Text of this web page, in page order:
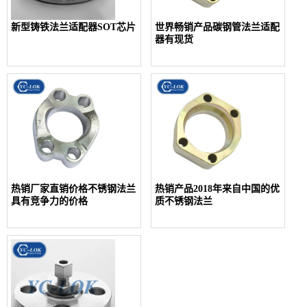
新型铸铁法兰适配器SOT芯片
世界畅销产品碳钢管法兰适配
器有现货
热销厂家直销价格不锈钢法兰
具有竞争力的价格
热销产品2018年来自中国的优
质不锈钢法兰